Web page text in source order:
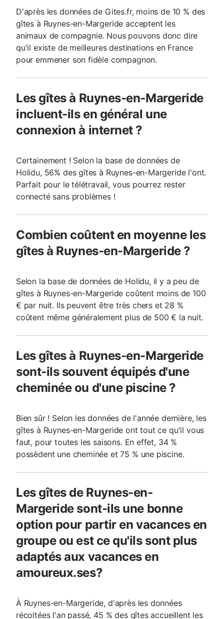
D'après les données de Gites.fr, moins de 10 % des
gîtes à Ruynes-en-Margeride acceptent les
animaux de compagnie. Nous pouvons donc dire
qu'il existe de meilleures destinations en France
pour emmener son fidèle compagnon.
Les gîtes à Ruynes-en-Margeride
incluent-ils en général une
connexion à internet ?
Certainement ! Selon la base de données de
Holidu, 56% des gîtes à Ruynes-en-Margeride l'ont.
Parfait pour le télétravail, vous pourrez rester
connecté sans problèmes !
Combien coûtent en moyenne les
gîtes à Ruynes-en-Margeride ?
Selon la base de données de Holidu, il y a peu de
gîtes à Ruynes-en-Margeride coûtent moins de 100
€ par nuit. Ils peuvent être très chers et 28 %
coûtent même généralement plus de 500 € la nuit.
Les gîtes à Ruynes-en-Margeride
sont-ils souvent équipés d'une
cheminée ou d'une piscine ?
Bien sûr ! Selon les données de l'année dernière, les
gîtes à Ruynes-en-Margeride ont tout ce qu'il vous
faut, pour toutes les saisons. En effet, 34 %
possèdent une cheminée et 75 % une piscine.
Les gîtes de Ruynes-en-
Margeride sont-ils une bonne
option pour partir en vacances en
groupe ou est ce qu'ils sont plus
adaptés aux vacances en
amoureux.ses?
À Ruynes-en-Margeride, d'après les données
récoltées l'an passé, 45 % des gîtes accueillent les